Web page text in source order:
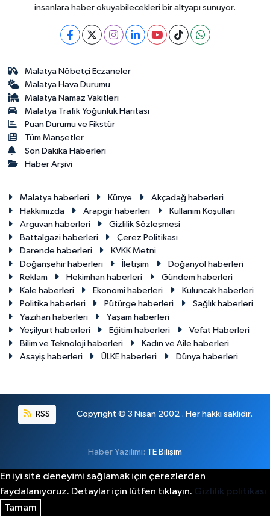
insanlara haber okuyabilecekleri bir altyapı sunuyor.
Malatya Nöbetçi Eczaneler
Malatya Hava Durumu
Malatya Namaz Vakitleri
Malatya Trafik Yoğunluk Haritası
Puan Durumu ve Fikstür
Tüm Manşetler
Son Dakika Haberleri
Haber Arşivi
Malatya haberleri Künye
Akçadağ haberleri
Hakkımızda
Arapgir haberleri
Kullanım Koşulları
Arguvan haberleri
Gizlilik Sözleşmesi
Battalgazi haberleri
Çerez Politikası
Darende haberleri
KVKK Metni
Doğanşehir haberleri
İletişim
Doğanyol haberleri
Reklam
Hekimhan haberleri
Gündem haberleri
Kale haberleri
Ekonomi haberleri
Kuluncak haberleri
Politika haberleri
Pütürge haberleri
Sağlık haberleri
Yazıhan haberleri
Yaşam haberleri
Yeşilyurt haberleri
Eğitim haberleri
Vefat Haberleri
Bilim ve Teknoloji haberleri
Kadın ve Aile haberleri
Asayiş haberleri
ÜLKE haberleri Dünya haberleri
RSS Copyright © 3 Nisan 2002 . Her hakkı saklıdır.
Haber Yazılımı: TE Bilişim
En iyi site deneyimi sağlamak için çerezlerden
faydalanıyoruz. Detaylar için lütfen tıklayın. Gizlilik politikası
Tamam